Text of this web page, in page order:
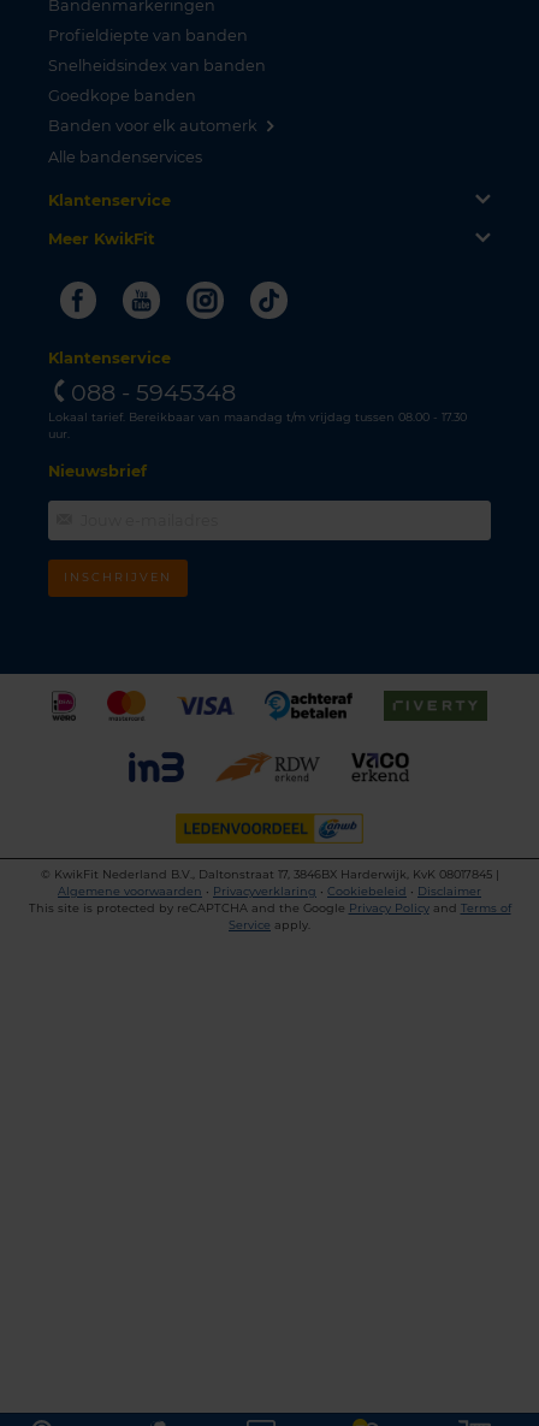
Bandenmarkeringen
Profieldiepte van banden
Snelheidsindex van banden
Goedkope banden
Banden voor elk automerk
Alle bandenservices
Klantenservice
Meer KwikFit
FacebookYoutubeInstagram
Tiktok
Klantenservice
088 - 5945348
Lokaal tarief. Bereikbaar van maandag t/m vrijdag tussen 08.00 - 17.30
uur.
Nieuwsbrief
INSCHRIJVEN
©
KwikFit Nederland B.V., Daltonstraat 17, 3846BX Harderwijk, KvK 08017845 |
Algemene voorwaarden • Privacyverklaring • Cookiebeleid • Disclaimer
This site is protected by reCAPTCHA and the Google Privacy Policyand Terms of
Service apply.